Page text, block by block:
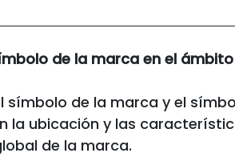
de la marca en el
símbolo de la marca y el
la ubicación y las
de la marca.